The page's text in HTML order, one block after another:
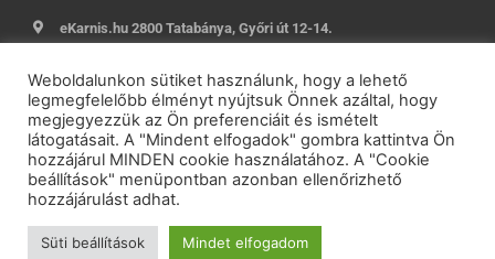
eKarnis.hu 2800 Tatabánya, Győri út 12-14.
E-mail:info@ekarnis.hu
2021 © eKarnis.hu| Karnis és Függöny Webáruház | Minden
jog fenntartva!
Powered by
Weboldalunkon sütiket használunk, hogy a lehető
legmegfelelőbb élményt nyújtsuk Önnek azáltal, hogy
megjegyezzük az Ön preferenciáit és ismételt
látogatásait. A "Mindent elfogadok" gombra kattintva Ön
hozzájárul MINDEN cookie használatához. A "Cookie
beállítások" menüpontban azonban ellenőrizhető
hozzájárulást adhat.
Süti beállítások Mindet elfogadom